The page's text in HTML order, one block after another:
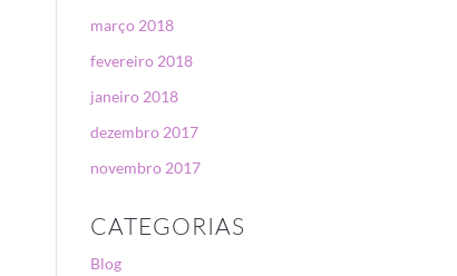
março 2018
fevereiro 2018
janeiro 2018
dezembro 2017
novembro 2017
CATEGORIAS
Blog